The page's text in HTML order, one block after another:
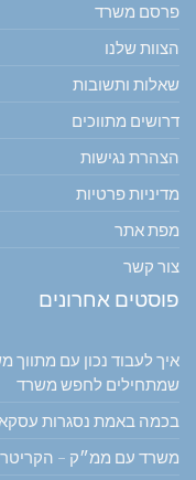
פרסם משרד
הצוות שלנו
שאלות ותשובות
דרושים מתווכים
הצהרת נגישות
מדיניות פרטיות
מפת אתר
צור קשר
פוסטים אחרונים
איך לעבוד נכון עם מתווך
שמתחילים לחפש משרד
בכמה באמת נסגרות
משרד עם ממ״ק –